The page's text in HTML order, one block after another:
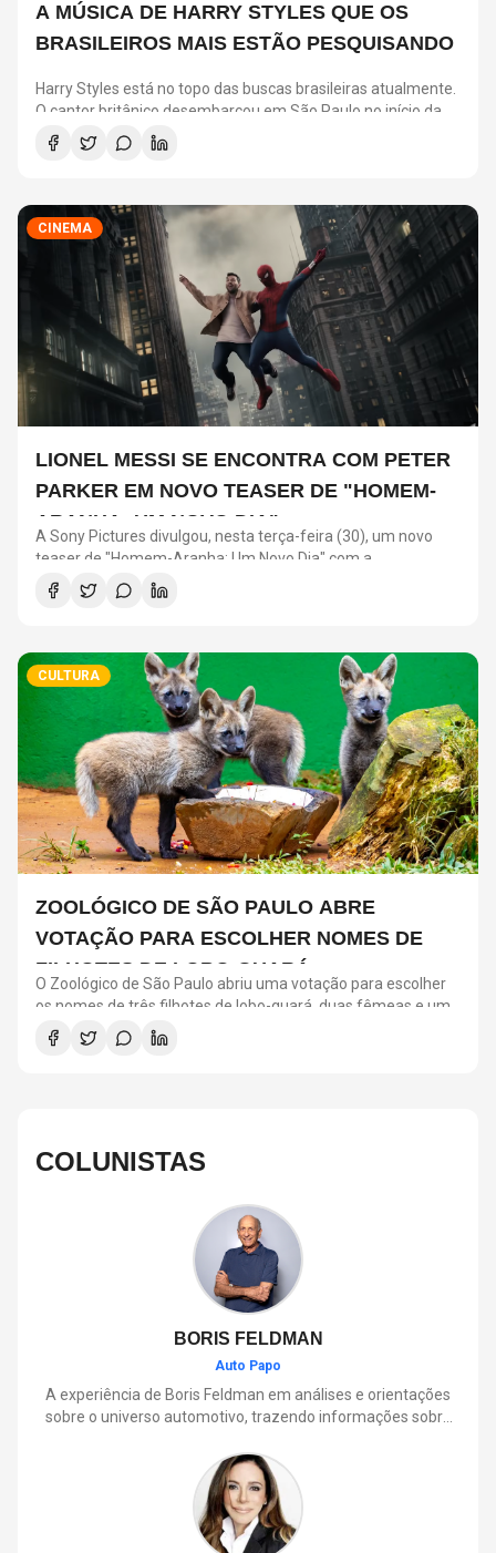
A MÚSICA DE HARRY STYLES QUE OS
BRASILEIROS MAIS ESTÃO PESQUISANDO
Harry Styles está no topo das buscas brasileiras atualmente.
O cantor britânico desembarcou em São Paulo no início da
semana para cumprir uma agenda de quatro shows na
capital paulista.
CINEMA
LIONEL MESSI SE ENCONTRA COM PETER
PARKER EM NOVO TEASER DE "HOMEM-
ARANHA: UM NOVO DIA"
A Sony Pictures divulgou, nesta terça-feira (30), um novo
teaser de "Homem-Aranha: Um Novo Dia" com a
participação de Lionel Messi. O astro argentino divide a cena
com o universo do herói em uma ação promocional do filme.
CULTURA
ZOOLÓGICO DE SÃO PAULO ABRE
VOTAÇÃO PARA ESCOLHER NOMES DE
FILHOTES DE LOBO-GUARÁ
O Zoológico de São Paulo abriu uma votação para escolher
os nomes de três filhotes de lobo-guará, duas fêmeas e um
macho, nascidos em 26 de maio. Filhos de Pitanga e Caju, os
animais já estão na área de visitação e podem ser vistos pelo
é o maior canídeo da América do Sul e uma das espécies
pequenos animais e frutos, também contribui para a
dispersão de sementes e para o equilíbrio ambiental.
COLUNISTAS
BORIS FELDMAN
Auto Papo
A experiência de Boris Feldman em análises e orientações
sobre o universo automotivo, trazendo informações sobre
que envolve o dia a dia dos motoristas.